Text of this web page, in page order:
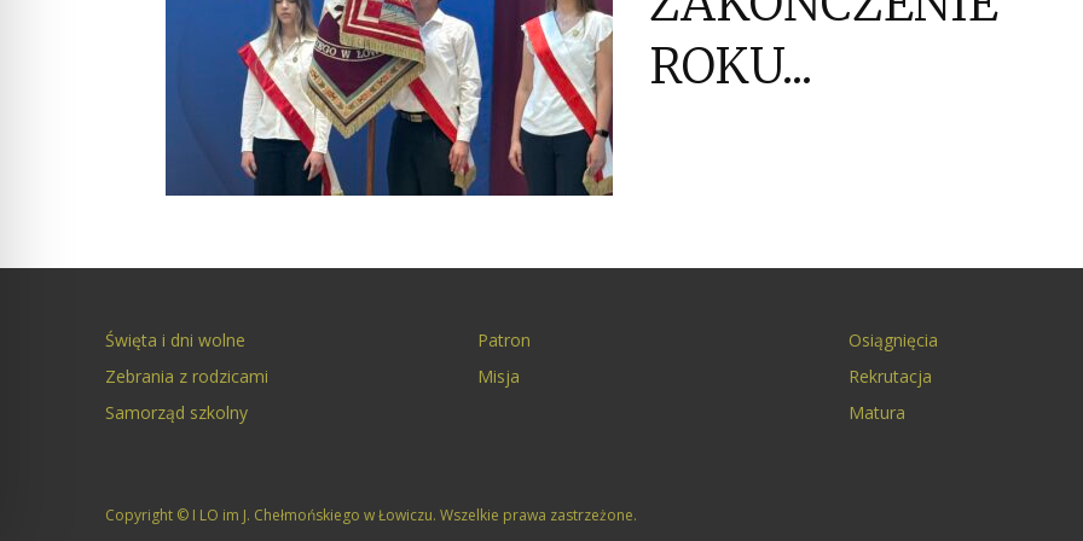
ROKU...
Święta i dni wolne
Zebrania z rodzicami
Samorząd szkolny
Patron
Misja
Osiągnięcia
Rekrutacja
Matura
Copyright © I LO im J. Chełmońskiego w Łowiczu. Wszelkie prawa zastrzeżone.